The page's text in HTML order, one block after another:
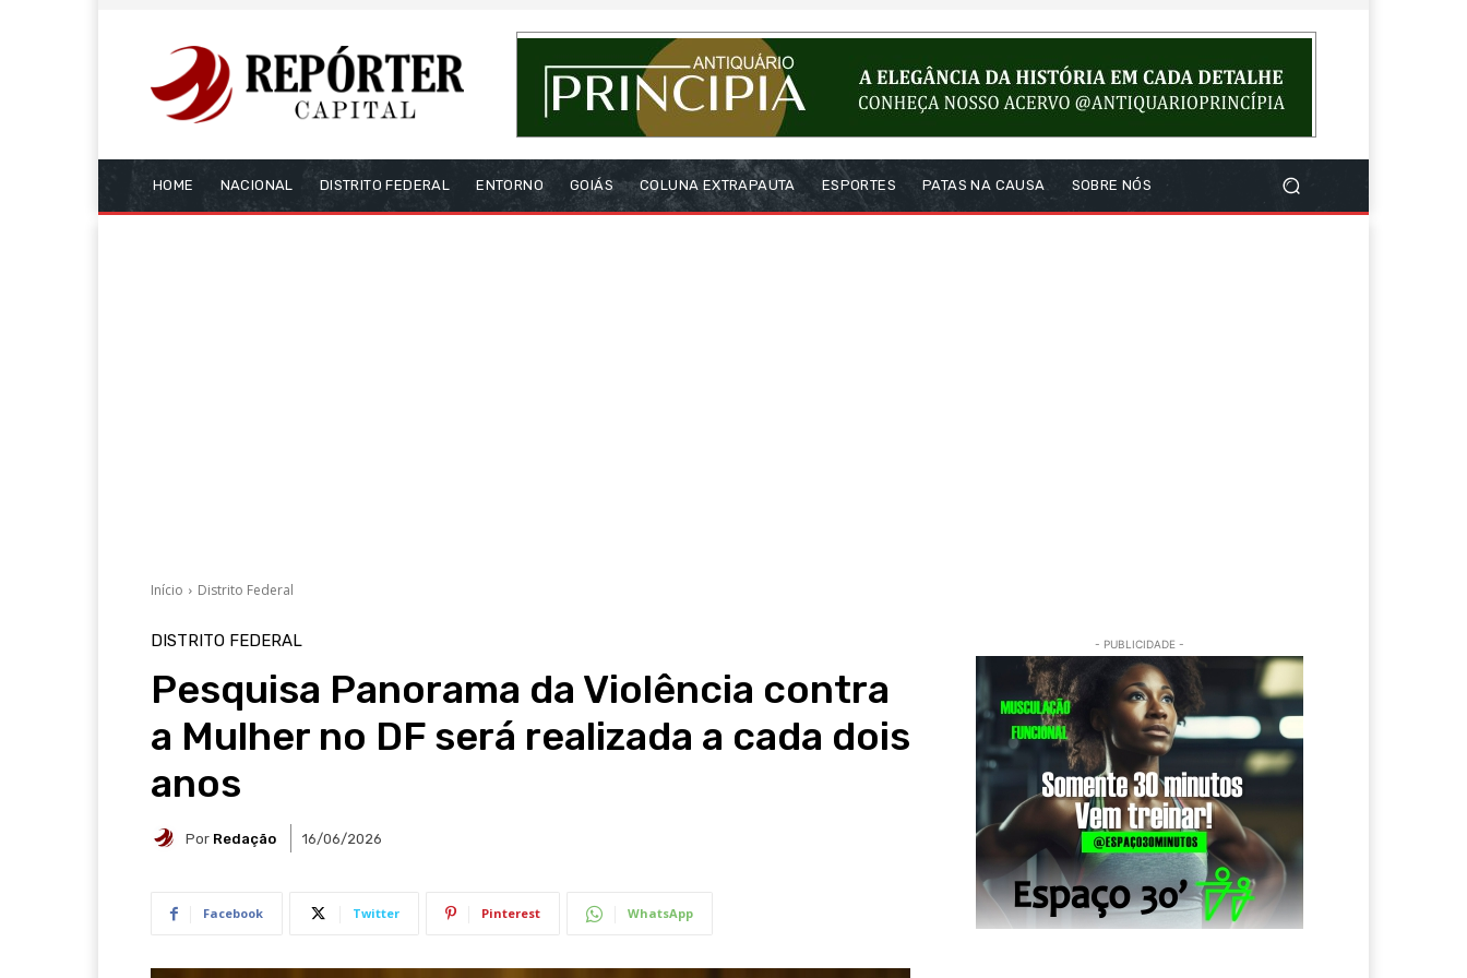
HOME NACIONAL DISTRITO FEDERAL ENTORNO GOIÁS COLUNA EXTRAPAUTA ESPORTES PATAS NA CAUSA SOBRE NÓS
Início Distrito Federal
DISTRITO FEDERAL
Pesquisa Panorama da Violência contra
a Mulher no DF será realizada a cada dois
anos
Por Redação 16/06/2026
Facebook Twitter Pinterest WhatsApp
- PUBLICIDADE -